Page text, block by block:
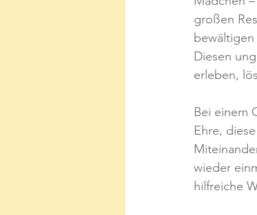
großen
Diesen
erleben,
Bei einem
Ehre,
wieder
hilfreiche